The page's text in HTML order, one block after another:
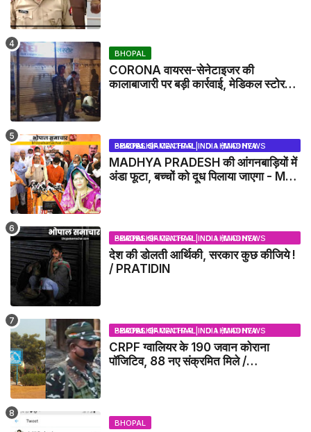
BHOPAL
CORONA वायरस-सेनेटाइजर की
कालाबाजारी पर बड़ी कार्रवाई, मेडिकल स्टोर
BHOPAL SAMACHAR | NO 1 HINDI NEWS PORTAL OF CENTRAL INDIA (MADHYA PRADESH)
MADHYA PRADESH की आंगनबाड़ियों में
अंडा फूटा, बच्चों को दूध पिलाया जाएगा - MP
BHOPAL SAMACHAR | NO 1 HINDI NEWS PORTAL OF CENTRAL INDIA (MADHYA PRADESH)
देश की डोलती आर्थिकी, सरकार कुछ कीजिये !
/ PRATIDIN
BHOPAL SAMACHAR | NO 1 HINDI NEWS PORTAL OF CENTRAL INDIA (MADHYA PRADESH)
CRPF ग्वालियर के 190 जवान कोराना
पॉजिटिव, 88 नए संक्रमित मिले /
BHOPAL